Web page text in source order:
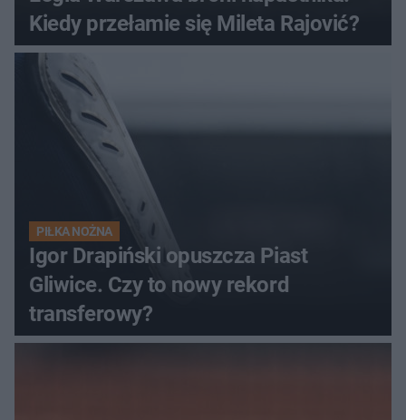
Kiedy przełamie się Mileta Rajović?
PIŁKA NOŻNA
Igor Drapiński opuszcza Piast
Gliwice. Czy to nowy rekord
transferowy?